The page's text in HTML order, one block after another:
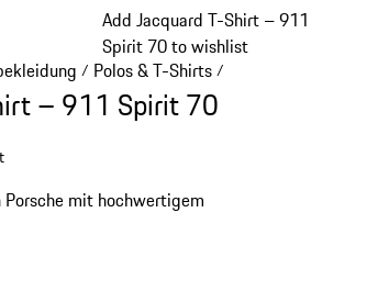
Add Jacquard T-Shirt – 911
Spirit 70 to wishlist
/ Polos & T-Shirts/
– 911 Spirit 70
mit hochwertigem